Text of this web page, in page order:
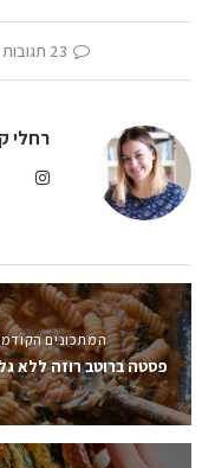
23 תגובות
רחלי
המתכונים
פסטה ברוטב רוזה ללא